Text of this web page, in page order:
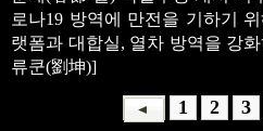
로나19 방역에 만전을 기하기
랫폼과 대합실, 열차 방역을 강
류쿤(劉坤)]
1 2 3